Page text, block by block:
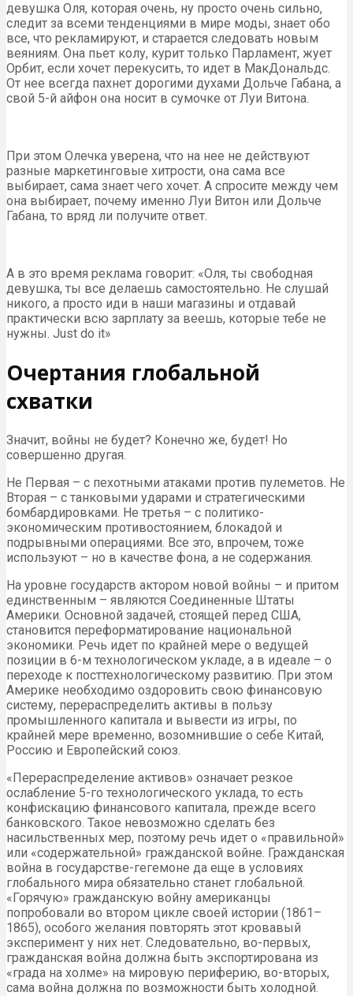
девушка Оля, которая очень, ну просто очень сильно,
следит за всеми тенденциями в мире моды, знает обо
все, что рекламируют, и старается следовать новым
веяниям. Она пьет колу, курит только Парламент, жует
Орбит, если хочет перекусить, то идет в МакДональдс.
От нее всегда пахнет дорогими духами Дольче Габана, а
свой 5-й айфон она носит в сумочке от Луи Витона.
При этом Олечка уверена, что на нее не действуют
разные маркетинговые хитрости, она сама все
выбирает, сама знает чего хочет. А спросите между чем
она выбирает, почему именно Луи Витон или Дольче
Габана, то вряд ли получите ответ.
А в это время реклама говорит: «Оля, ты свободная
девушка, ты все делаешь самостоятельно. Не слушай
никого, а просто иди в наши магазины и отдавай
практически всю зарплату за веешь, которые тебе не
нужны. Just do it»
Очертания глобальной
схватки
Значит, войны не будет? Конечно же, будет! Но
совершенно другая.
Не Первая – с пехотными атаками против пулеметов. Не
Вторая – с танковыми ударами и стратегическими
бомбардировками. Не третья – с политико-
экономическим противостоянием, блокадой и
подрывными операциями. Все это, впрочем, тоже
используют – но в качестве фона, а не содержания.
На уровне государств актором новой войны – и притом
единственным – являются Соединенные Штаты
Америки. Основной задачей, стоящей перед США,
становится переформатирование национальной
экономики. Речь идет по крайней мере о ведущей
позиции в 6-м технологическом укладе, а в идеале – о
переходе к посттехнологическому развитию. При этом
Америке необходимо оздоровить свою финансовую
систему, перераспределить активы в пользу
промышленного капитала и вывести из игры, по
крайней мере временно, возомнившие о себе Китай,
Россию и Европейский союз.
«Перераспределение активов» означает резкое
ослабление 5-го технологического уклада, то есть
конфискацию финансового капитала, прежде всего
банковского. Такое невозможно сделать без
насильственных мер, поэтому речь идет о «правильной»
или «содержательной» гражданской войне. Гражданская
война в государстве-гегемоне да еще в условиях
глобального мира обязательно станет глобальной.
«Горячую» гражданскую войну американцы
попробовали во втором цикле своей истории (1861–
1865), особого желания повторять этот кровавый
эксперимент у них нет. Следовательно, во-первых,
гражданская война должна быть экспортирована из
«града на холме» на мировую периферию, во-вторых,
сама война должна по возможности быть холодной.